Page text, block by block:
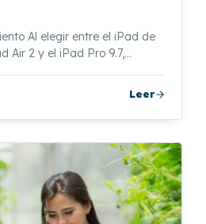
Al elegir entre el iPad de
Air 2 y el iPad Pro 9.7,…
Leer